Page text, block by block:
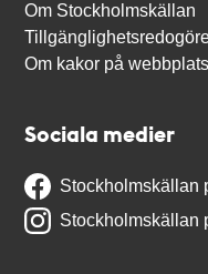
Om Stockholmskällan
Om kakor på
Sociala medier
Stockholmskällan
Stockholmskällan